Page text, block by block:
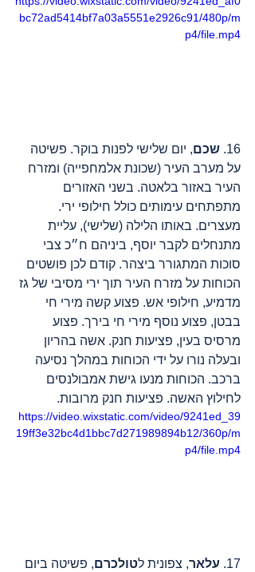
bc72ad5414bf7a03a5551e2926c91/480p/m
p4/file.mp4
16. שכם, יום שלישי לפנות בוקר. פשיטה
על מערב העיר (שכונת אלמחפייה) ומזרח
העיר באזור בלאטה. בשני האזורים
מתפתחים עימותים כולל חילופי ירי.
מעצרים. באותו הלילה (שלישי), עליית
מתנחלים לקבר יוסף, ביניהם ח״כ צבי
סוכות המתגורר ביצהר. קודם לכן פושטים
הכוחות על מזרח העיר תוך ירי מסיבי של גז
מדמיע, חילופי אש. פצוע קשה מירי חי
בבטן, פצוע נוסף מירי חי בירך. פצוע
מרסיס בעין, פציעות חנק. אשה בהריון
ובעלה נורו על ידי הכוחות במהלך נסיעה
ברכב. הכוחות מנעו גישת אמבולנסים
לחילוץ האשה. פציעות חנק מרובות.
https://video.wixstatic.com/video/9241ed_39
19ff3e32bc4d1bbc7d271989894b12/360p/m
p4/file.mp4
17. עלאר, צפונית לטולכרם, פשיטה ביום